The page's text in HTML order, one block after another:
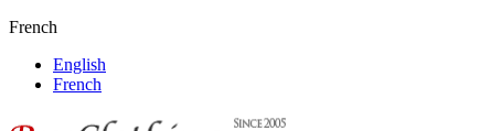
French
English
French